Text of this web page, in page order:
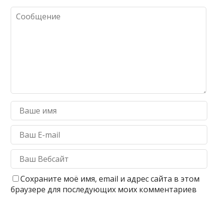
Сохраните моё имя, email и адрес сайта в этом
браузере для последующих моих комментариев